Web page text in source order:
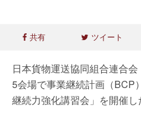
共有 ツイート
日本貨物運送協同組合連合
5会場で事業継続計画（BCP
継続力強化講習会」を開催し